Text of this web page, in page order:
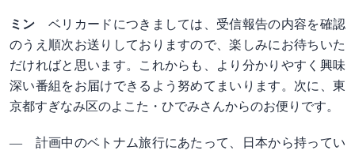
ミン ベリカードにつきましては、受信報告の内容を確認
のうえ順次お送りしておりますので、楽しみにお待ちいた
だければと思います。これからも、より分かりやすく興味
深い番組をお届けできるよう努めてまいります。次に、東
京都すぎなみ区のよこた・ひでみさんからのお便りです。
― 計画中のベトナム旅行にあたって、日本から持ってい